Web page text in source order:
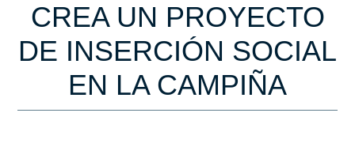
CREA UN PROYECTO
DE INSERCIÓN SOCIAL
EN LA CAMPIÑA